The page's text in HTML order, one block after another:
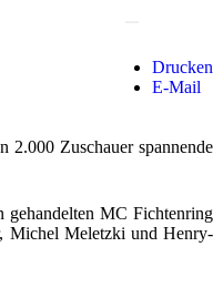
Drucken
E-Mail
2.000 Zuschauer spannende
MC Fichtenring
Michel Meletzki und Henry-